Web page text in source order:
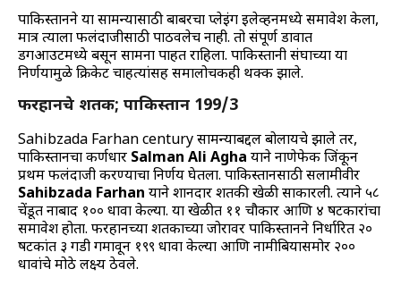
पाकिस्तानने या सामन्यासाठी बाबरचा प्लेइंग इलेव्हनमध्ये समावेश केला,
मात्र त्याला फलंदाजीसाठी पाठवलेच नाही. तो संपूर्ण डावात
डगआउटमध्ये बसून सामना पाहत राहिला. पाकिस्तानी संघाच्या या
निर्णयामुळे क्रिकेट चाहत्यांसह समालोचकही थक्क झाले.
फरहानचे शतक; पाकिस्तान 199/3
Sahibzada Farhan century सामन्याबद्दल बोलायचे झाले तर,
पाकिस्तानचा कर्णधार Salman Ali Agha याने नाणेफेक जिंकून
प्रथम फलंदाजी करण्याचा निर्णय घेतला. पाकिस्तानसाठी सलामीवीर
Sahibzada Farhan याने शानदार शतकी खेळी साकारली. त्याने ५८
चेंडूत नाबाद १०० धावा केल्या. या खेळीत ११ चौकार आणि ४ षटकारांचा
समावेश होता. फरहानच्या शतकाच्या जोरावर पाकिस्तानने निर्धारित २०
षटकांत ३ गडी गमावून १९९ धावा केल्या आणि नामीबियासमोर २००
धावांचे मोठे लक्ष्य ठेवले.